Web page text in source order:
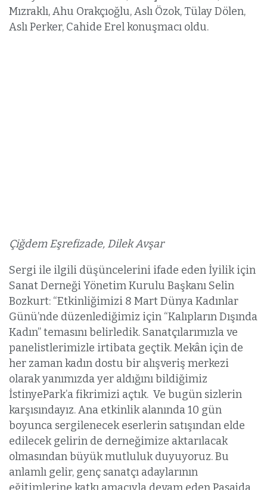
Mızraklı, Ahu Orakçıoğlu, Aslı Özok, Tülay Dölen,
Aslı Perker, Cahide Erel konuşmacı oldu.
Çiğdem Eşrefizade, Dilek Avşar
Sergi ile ilgili düşüncelerini ifade eden İyilik için
Sanat Derneği Yönetim Kurulu Başkanı Selin
Bozkurt: “Etkinliğimizi 8 Mart Dünya Kadınlar
Günü’nde düzenlediğimiz için “Kalıpların Dışında
Kadın” temasını belirledik. Sanatçılarımızla ve
panelistlerimizle irtibata geçtik. Mekân için de
her zaman kadın dostu bir alışveriş merkezi
olarak yanımızda yer aldığını bildiğimiz
İstinyePark’a fikrimizi açtık. Ve bugün sizlerin
karşısındayız. Ana etkinlik alanında 10 gün
boyunca sergilenecek eserlerin satışından elde
edilecek gelirin de derneğimize aktarılacak
olmasından büyük mutluluk duyuyoruz. Bu
anlamlı gelir, genç sanatçı adaylarının